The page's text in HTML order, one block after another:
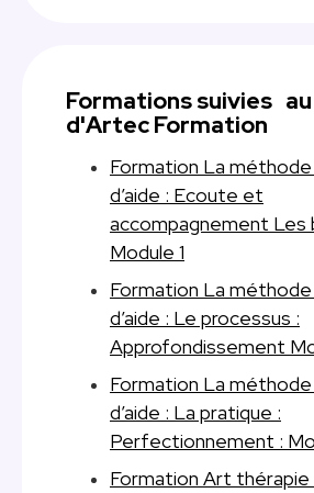
Formations suivies au
d'Artec Formation
Formation La
d’aide : Ecoute et
accompagnement Les
Module 1
Formation La
d’aide : Le processus :
Approfondissement
Formation La
d’aide : La pratique :
Perfectionnement :
Formation Art thérapie